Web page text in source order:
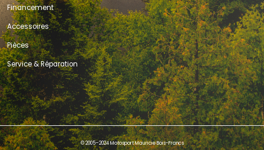
Financement
Accessoires
Pièces
Service & Réparation
© 2005–2024 Motosport Mauricie Bois-Francs